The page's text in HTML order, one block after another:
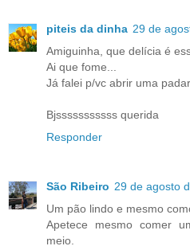
piteis da dinha 29 de
Amiguinha, que delícia é
Ai que fome...
Já falei p/vc abrir uma
Bjsssssssssss querida
Responder
São Ribeiro 29 de agosto
Um pão lindo e mesmo
Apetece mesmo comer
meio.